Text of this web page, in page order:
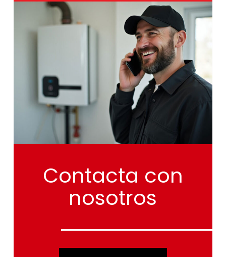
Contacta con
nosotros